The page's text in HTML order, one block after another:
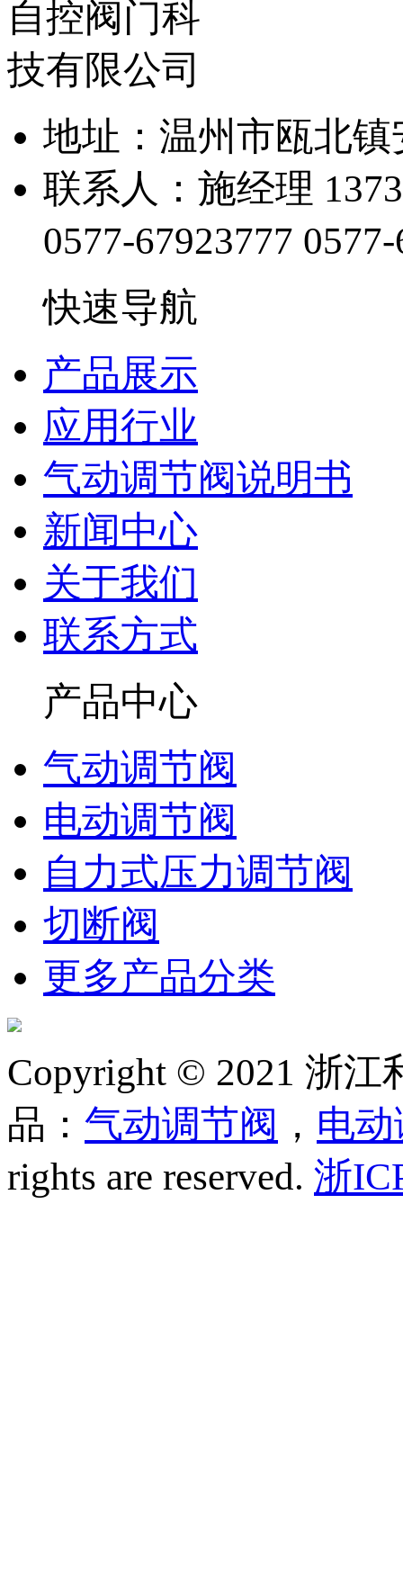
地址：温州市瓯北
联系人：施经理
0577-67923777
快速导航
产品展示
应用行业
气动调节阀说明书
新闻中心
关于我们
联系方式
产品中心
气动调节阀
电动调节阀
自力式压力调节阀
切断阀
更多产品分类
Copyright © 2021 浙
品： 气动调节阀 ， 电
rights are reserved. 浙